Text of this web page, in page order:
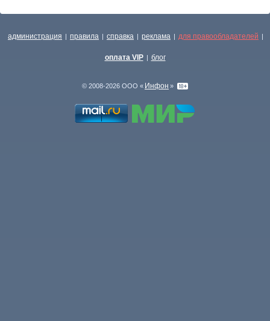
администрация | правила | справка | реклама | для правообладателей |
оплата VIP | блог
© 2008-2026 ООО « Инфон »